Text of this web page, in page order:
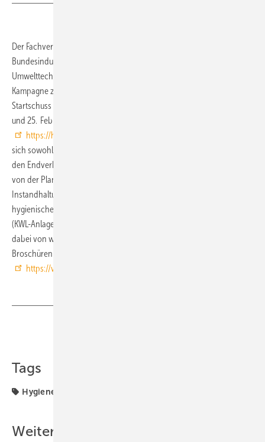
Der Fachverband Gebäude-Klima (FGK) hat mit Unterstützung des
Bundesindustrieverbands Deutschland Haus-, Energie- und
Umwelttechnik (BDH) und des Fachverbands SHK NRW eine
Kampagne zur Hygiene in der Wohnungslüftung gestartet. Der
Startschuss fiel beim 5. Deutschen Forum innenraumhygiene am 24.
und 25. Februar 2015. Im Mittelpunkt steht die neue Website
https://hygiene-wohnungslueftung.de/
sich sowohl an das Fachhandwerk als Multiplikator, als auch direkt an
den Endverbraucher. Sie thematisiert alle notwendigen Schritte, die
von der Planung, über die Installation bis hin zur periodischen
Instandhaltung und Reinigung für die dauerhafte Sicherstellung eines
hygienischen Betriebs von kontrollierten Wohnungslüftungsanlagen
(KWL-Anlagen) notwendig sind. Die Website von FGK und BDH wird
dabei von weiteren Kommunikationsmaßnahmen, wie Flyern,
Broschüren und multimedialen Formaten, flankiert.
https://www.fgk.de/
Tags
Hygiene
Weitere Inhalte